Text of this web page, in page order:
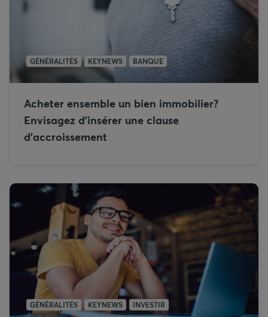
GÉNÉRALITÉS KEYNEWS BANQUE
Acheter ensemble un bien immobilier?
Envisagez d'insérer une clause
d’accroissement
GÉNÉRALITÉS KEYNEWS INVESTIR